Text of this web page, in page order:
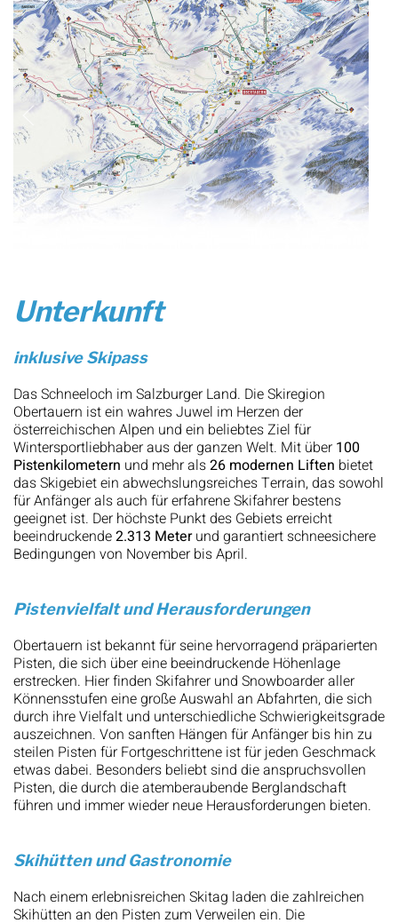
Unterkunft
inklusive Skipass
Das Schneeloch im Salzburger Land. Die Skiregion
Obertauern ist ein wahres Juwel im Herzen der
österreichischen Alpen und ein beliebtes Ziel für
Wintersportliebhaber aus der ganzen Welt. Mit über 100
Pistenkilometern und mehr als26 modernen Liften bietet
das Skigebiet ein abwechslungsreiches Terrain, das sowohl
für Anfänger als auch für erfahrene Skifahrer bestens
geeignet ist. Der höchste Punkt des Gebiets erreicht
beeindruckende2.313 Meterund garantiert schneesichere
Bedingungen von November bis April.
Pistenvielfalt und Herausforderungen
Obertauern ist bekannt für seine hervorragend präparierten
Pisten, die sich über eine beeindruckende Höhenlage
erstrecken. Hier finden Skifahrer und Snowboarder aller
Könnensstufen eine große Auswahl an Abfahrten, die sich
durch ihre Vielfalt und unterschiedliche Schwierigkeitsgrade
auszeichnen. Von sanften Hängen für Anfänger bis hin zu
steilen Pisten für Fortgeschrittene ist für jeden Geschmack
etwas dabei. Besonders beliebt sind die anspruchsvollen
Pisten, die durch die atemberaubende Berglandschaft
führen und immer wieder neue Herausforderungen bieten.
Skihütten und Gastronomie
Nach einem erlebnisreichen Skitag laden die zahlreichen
Skihütten an den Pisten zum Verweilen ein. Die